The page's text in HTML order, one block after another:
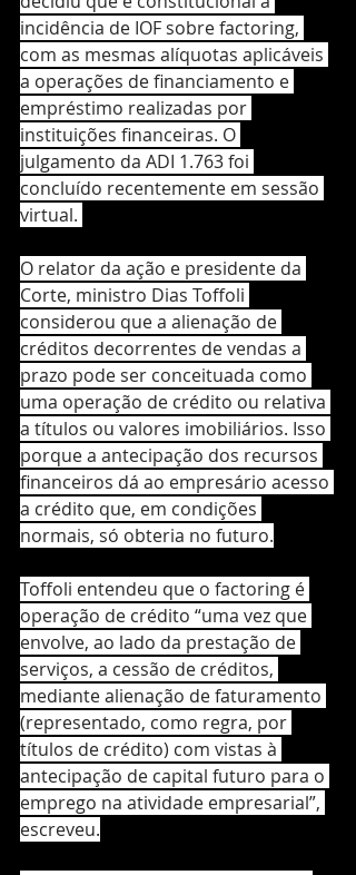
incidência de IOF sobre factoring,
com as mesmas alíquotas aplicáveis
a operações de financiamento e
empréstimo realizadas por
instituições financeiras. O
julgamento da ADI 1.763 foi
concluído recentemente em sessão
virtual.
O relator da ação e presidente da
Corte, ministro Dias Toffoli
considerou que a alienação de
créditos decorrentes de vendas a
prazo pode ser conceituada como
uma operação de crédito ou relativa
a títulos ou valores imobiliários. Isso
porque a antecipação dos recursos
financeiros dá ao empresário acesso
a crédito que, em condições
normais, só obteria no futuro.
Toffoli entendeu que o factoring é
operação de crédito “uma vez que
envolve, ao lado da prestação de
serviços, a cessão de créditos,
mediante alienação de faturamento
(representado, como regra, por
títulos de crédito) com vistas à
antecipação de capital futuro para o
emprego na atividade empresarial”,
escreveu.